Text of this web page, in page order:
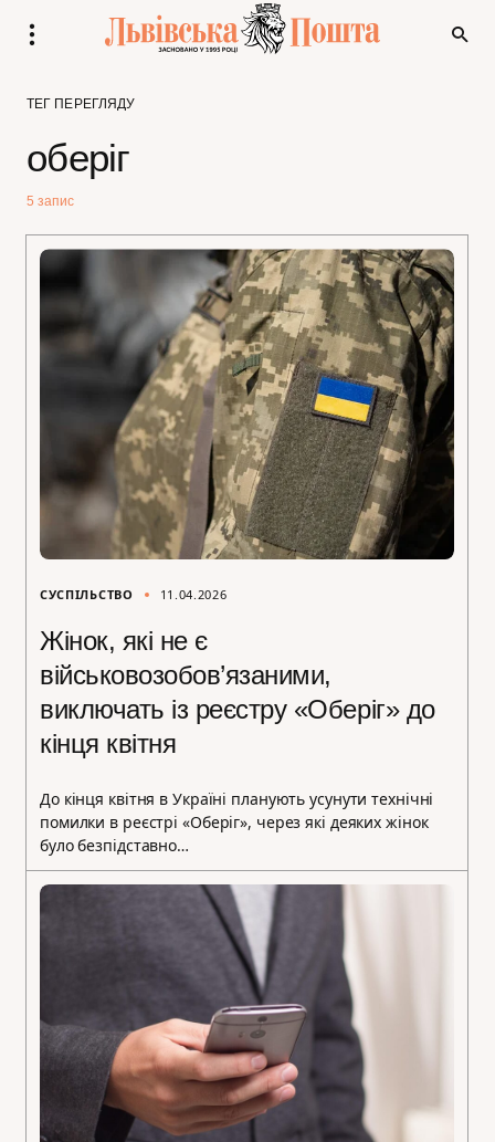
ТЕГ ПЕРЕГЛЯДУ
оберіг
5 запис
СУСПІЛЬСТВО 11.04.2026
Жінок, які не є
військовозобов’язаними,
виключать із реєстру «Оберіг» до
кінця квітня
До кінця квітня в Україні планують усунути технічні
помилки в реєстрі «Оберіг», через які деяких жінок
було безпідставно…